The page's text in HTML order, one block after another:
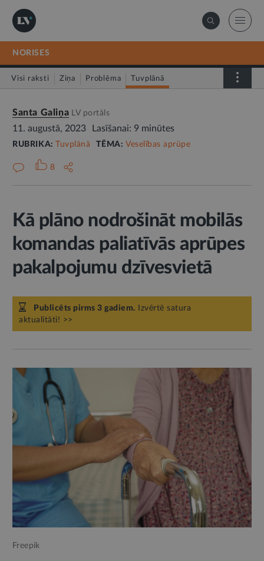
NORISES
Visi raksti Ziņa Problēma Tuvplānā
Santa Galiņa LV portāls
11. augustā, 2023 Lasīšanai: 9 minūtes
RUBRIKA: Tuvplānā TĒMA:Veselības aprūpe
8
Kā plāno nodrošināt mobilās
komandas paliatīvās aprūpes
pakalpojumu dzīvesvietā
Publicēts pirms 3 gadiem. Izvērtē satura
aktualitāti! >>
Freepik